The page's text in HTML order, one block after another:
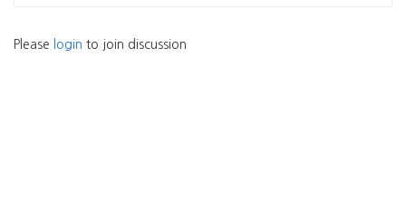
Please login to join discussion